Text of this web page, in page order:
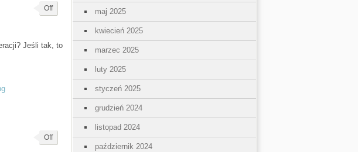
Off
Jeśli tak, to
Off
maj 2025
kwiecień 2025
marzec 2025
luty 2025
styczeń 2025
grudzień 2024
listopad 2024
październik 2024